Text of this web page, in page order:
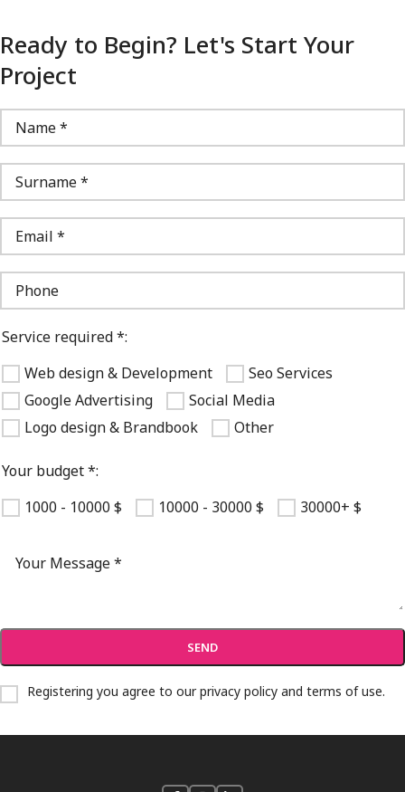
Ready to Begin? Let's Start Your
Project
Service required *:
Web design & Development
Seo Services
Google Advertising
Social Media
Logo design & Brandbook
Other
Your budget *:
1000 - 10000 $
10000 - 30000 $ 30000+ $
Registering you agree to ourprivacy policy and terms of use.